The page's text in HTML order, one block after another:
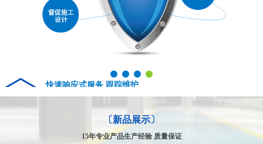
04
快速响应式服务 跟踪维护
Fast response service tracking maintenance
专业的售后服务体系，让你得到的不仅仅是合作
公司拥有一支专业化的技术服务队伍，具有多年行业从事经验，能及
〔新品展示〕
15年专业产品生产经验 质量保证